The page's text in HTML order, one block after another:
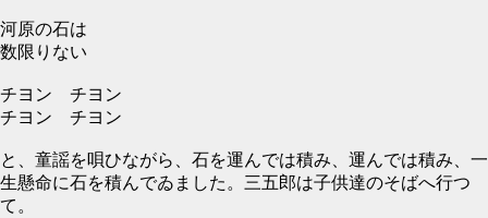
河原の石は
数限りない
チヨン チヨン
チヨン チヨン
と、童謡を唄ひながら、石を運んでは積み、運んでは積み、一
生懸命に石を積んでゐました。三五郎は子供達のそばへ行つ
て。